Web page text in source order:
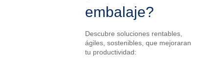
embalaje?
Descubre soluciones rentables,
ágiles, sostenibles, que mejoraran
tu productividad: